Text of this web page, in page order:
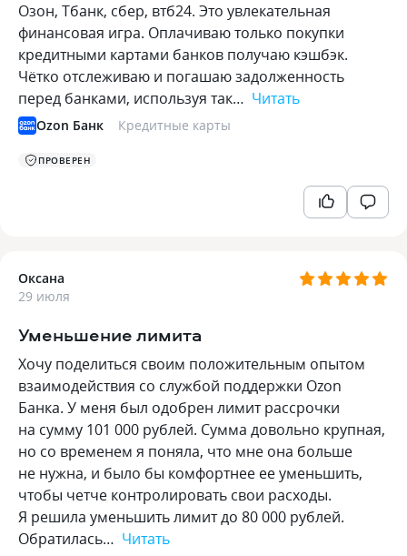
Озон, Тбанк, сбер, втб24. Это увлекательная
финансовая игра. Оплачиваю только покупки
кредитными картами банков получаю кэшбэк.
Чётко отслеживаю и погашаю задолженность
перед банками, используя так… Читать
Ozon Банк Кредитные карты
ПРОВЕРЕН
Оксана
29 июля
Уменьшение лимита
Хочу поделиться своим положительным опытом
взаимодействия со службой поддержки Ozon
Банка. У меня был одобрен лимит рассрочки
на сумму 101 000 рублей. Сумма довольно крупная,
но со временем я поняла, что мне она больше
не нужна, и было бы комфортнее ее уменьшить,
чтобы четче контролировать свои расходы.
Я решила уменьшить лимит до 80 000 рублей.
Обратилась… Читать